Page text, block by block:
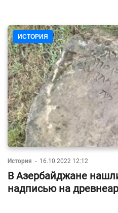
ИСТОРИЯ
История - 16.10.2022 12:12
В Азербайджане
надписью на